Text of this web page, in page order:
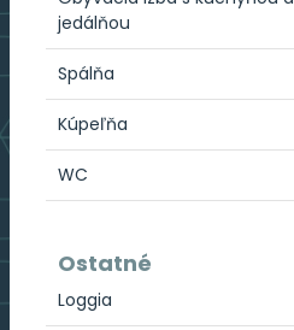
jedálňou
Spálňa
Kúpeľňa
WC
Ostatné
Loggia